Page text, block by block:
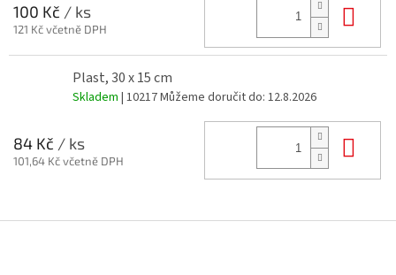
100 Kč / ks
121 Kč včetně DPH
Plast, 30 x 15 cm
Skladem | 10217Můžeme doručit do: 12.8.2026
84 Kč / ks
101,64 Kč včetně DPH